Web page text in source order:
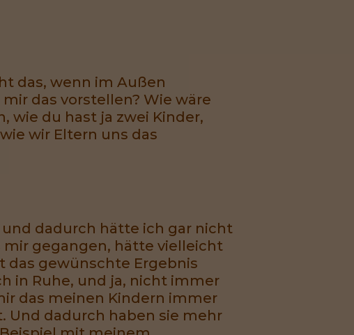
das, wenn im Außen
das vorstellen? Wie wäre
wie du hast ja zwei Kinder,
wir Eltern uns das
dadurch hätte ich gar nicht
gegangen, hätte vielleicht
gewünschte Ergebnis
in Ruhe, und ja, nicht immer
das meinen Kindern immer
Und dadurch haben sie mehr